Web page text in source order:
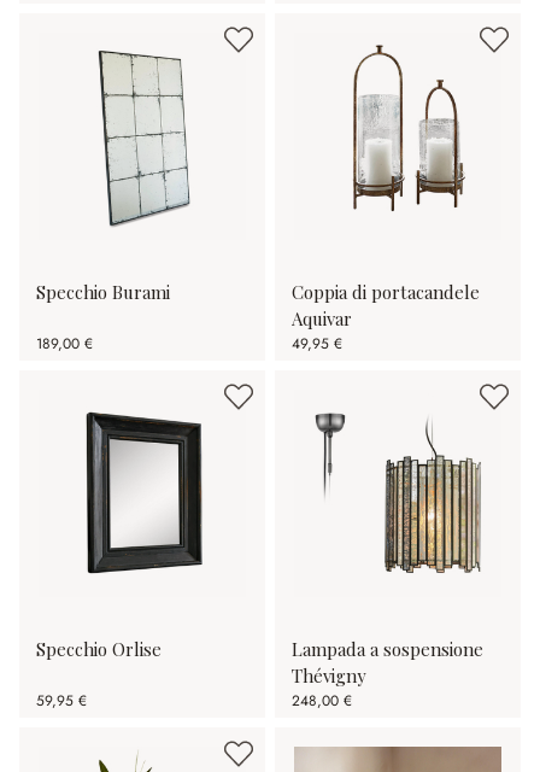
Specchio Burami
189,00 €
Coppia di portacandele
Aquivar
49,95 €
Specchio Orlise
59,95 €
Lampada a sospensione
Thévigny
248,00 €